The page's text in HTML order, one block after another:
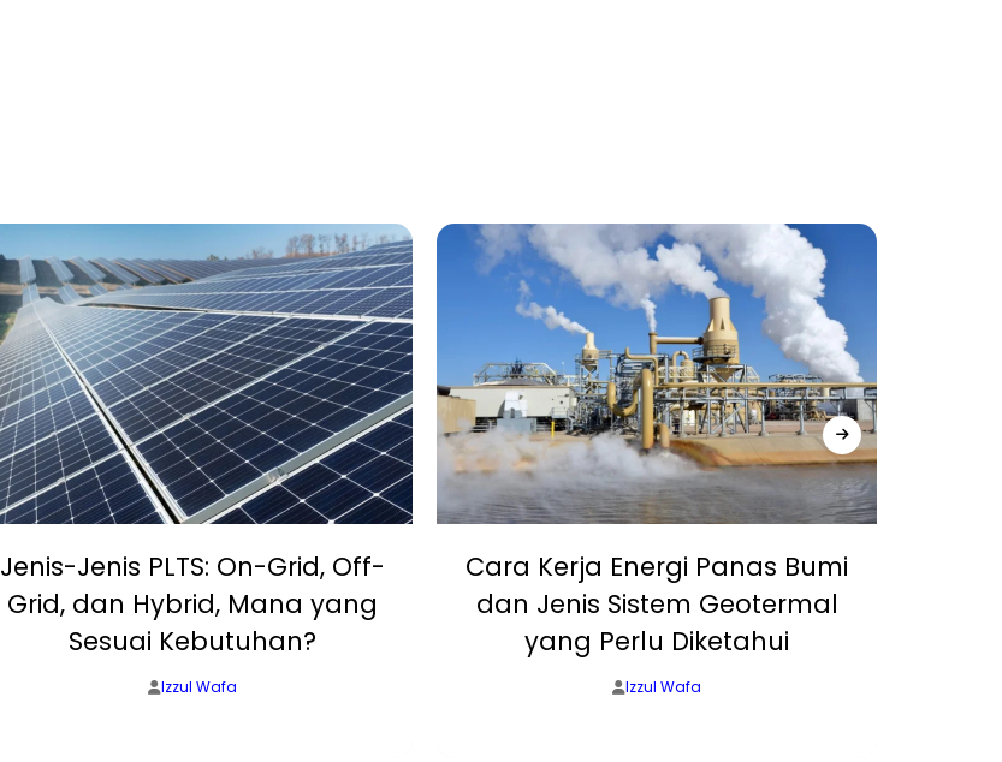
Jenis-Jenis PLTS: On-Grid, Off-
Grid, dan Hybrid, Mana yang
Sesuai Kebutuhan?
Izzul Wafa
Cara Kerja Energi Panas Bumi
dan Jenis Sistem Geotermal
yang Perlu Diketahui
Izzul Wafa